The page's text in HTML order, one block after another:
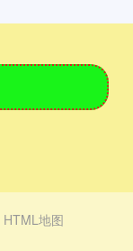
HTML地图